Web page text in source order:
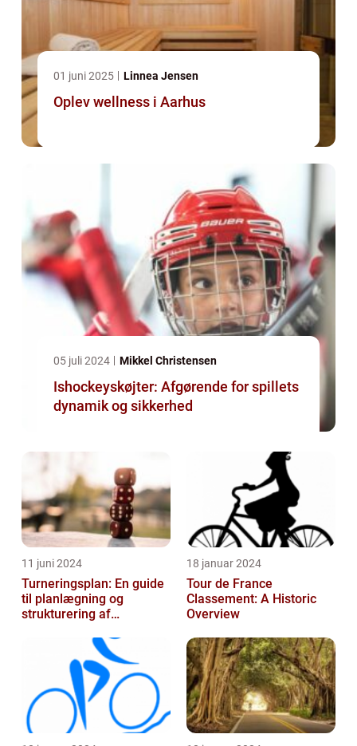
01 juni 2025 Linnea Jensen
Oplev wellness i Aarhus
05 juli 2024 Mikkel Christensen
Ishockeyskøjter: Afgørende for spillets
dynamik og sikkerhed
11 juni 2024
Turneringsplan: En guide
til planlægning og
strukturering af
18 januar 2024
Tour de France
Classement: A Historic
Overview